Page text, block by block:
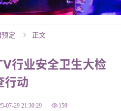
定  正文
行业安全卫生大检
行动
07-29 21:30:29 159